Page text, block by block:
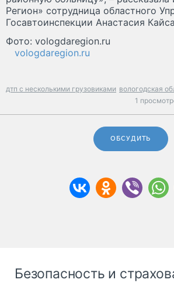
Регион» сотрудница областного
Госавтоинспекции Анастасия
Фото: vologdaregion.ru
vologdaregion.ru
дтп с несколькими грузовиками вологодская
1
ОБСУДИТЬ
Безопасность и